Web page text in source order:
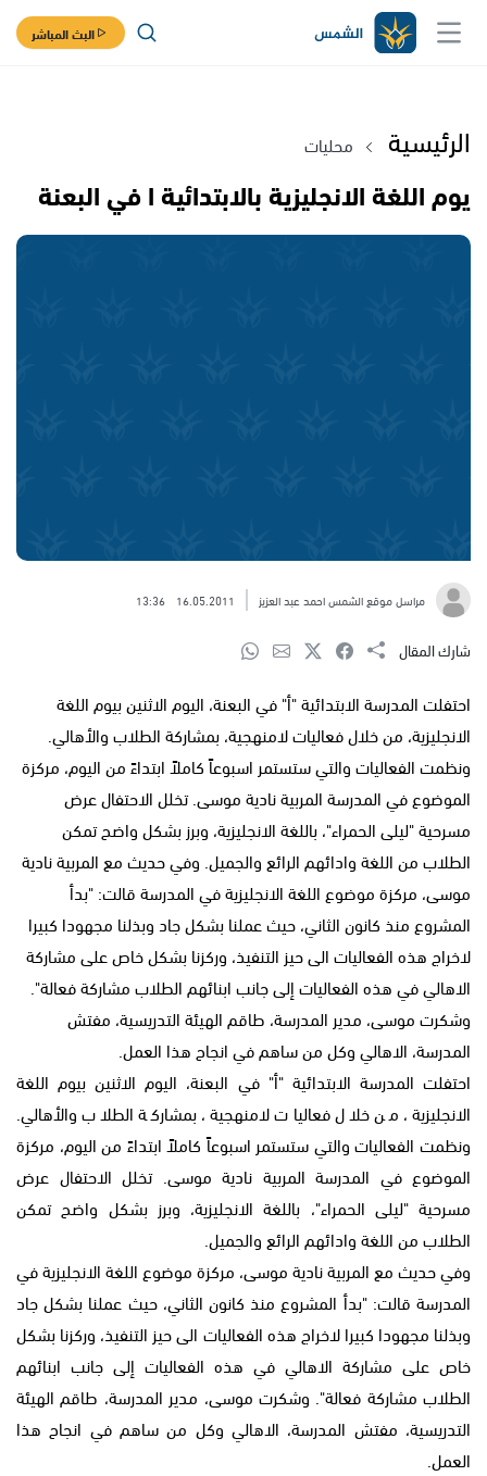
البث المباشر
الرئيسية محليات
يوم اللغة الانجليزية بالابتدائية ا في البعنة
مراسل موقع الشمس احمد عبد العزيز 16.05.2011
13:36
شارك المقال
احتفلت المدرسة الابتدائية "أ" في البعنة، اليوم الاثنين بيوم اللغة
الانجليزية، من خلال فعاليات لامنهجية، بمشاركة الطلاب والأهالي.
ونظمت الفعاليات والتي ستستمر اسبوعاً كاملاً ابتداءً من اليوم، مركزة
الموضوع في المدرسة المربية نادية موسى. تخلل الاحتفال عرض
مسرحية "ليلى الحمراء"، باللغة الانجليزية، وبرز بشكل واضح تمكن
الطلاب من اللغة وادائهم الرائع والجميل. وفي حديث مع المربية نادية
موسى، مركزة موضوع اللغة الانجليزية في المدرسة قالت: "بدأ
المشروع منذ كانون الثاني، حيث عملنا بشكل جاد وبذلنا مجهودا كبيرا
لاخراج هذه الفعاليات الى حيز التنفيذ، وركزنا بشكل خاص على مشاركة
الاهالي في هذه الفعاليات إلى جانب ابنائهم الطلاب مشاركة فعالة".
وشكرت موسى، مدير المدرسة، طاقم الهيئة التدريسية، مفتش
المدرسة، الاهالي وكل من ساهم في انجاح هذا العمل.
احتفلت المدرسة الابتدائية "أ" في البعنة، اليوم الاثنين بيوم اللغة
الانجليزية، من خلال فعاليات لامنهجية، بمشاركة الطلاب والأهالي.
ونظمت الفعاليات والتي ستستمر اسبوعاً كاملاً ابتداءً من اليوم، مركزة
الموضوع في المدرسة المربية نادية موسى. تخلل الاحتفال عرض
مسرحية "ليلى الحمراء"، باللغة الانجليزية، وبرز بشكل واضح تمكن
الطلاب من اللغة وادائهم الرائع والجميل.
وفي حديث مع المربية نادية موسى، مركزة موضوع اللغة الانجليزية في
المدرسة قالت: "بدأ المشروع منذ كانون الثاني، حيث عملنا بشكل جاد
وبذلنا مجهودا كبيرا لاخراج هذه الفعاليات الى حيز التنفيذ، وركزنا بشكل
خاص على مشاركة الاهالي في هذه الفعاليات إلى جانب ابنائهم
الطلاب مشاركة فعالة". وشكرت موسى، مدير المدرسة، طاقم الهيئة
التدريسية، مفتش المدرسة، الاهالي وكل من ساهم في انجاح هذا
العمل.